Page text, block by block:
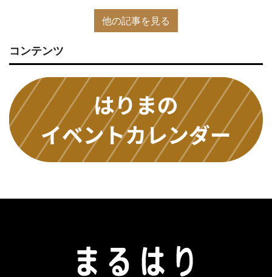
他の記事を見る
コンテンツ